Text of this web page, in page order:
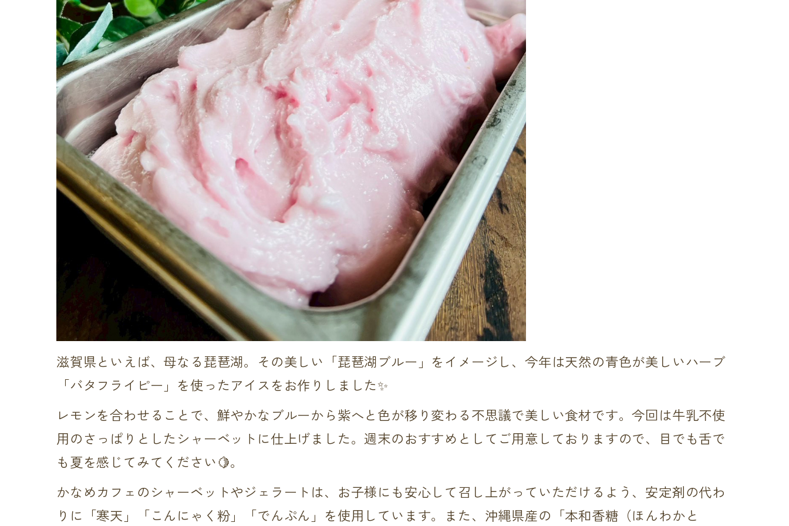
滋賀県といえば、母なる琵琶湖。その美しい「琵琶湖ブルー」をイメージし、今年は天然の青色が美しいハーブ
「バタフライピー」を使ったアイスをお作りしました✨
レモンを合わせることで、鮮やかなブルーから紫へと色が移り変わる不思議で美しい食材です。今回は牛乳不使
用のさっぱりとしたシャーベットに仕上げました。週末のおすすめとしてご用意しておりますので、目でも舌で
も夏を感じてみてください🍋。
かなめカフェのシャーベットやジェラートは、お子様にも安心して召し上がっていただけるよう、安定剤の代わ
りに「寒天」「こんにゃく粉」「でんぷん」を使用しています。また、沖縄県産の「本和香糖（ほんわかと